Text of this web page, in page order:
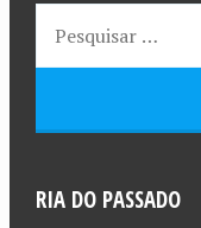
RIA DO PASSADO